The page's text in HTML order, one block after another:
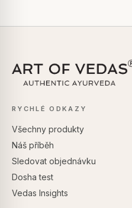
RYCHLÉ ODKAZY
Všechny produkty
Náš příběh
Sledovat objednávku
Dosha test
Vedas Insights